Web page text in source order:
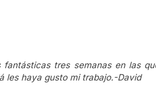
tres semanas en las
les haya gusto mi trabajo.-David